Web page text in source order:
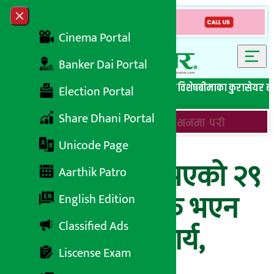
Skip to content
Close menu
Cinema Portal
Banker Dai Portal
Election Portal
Share Dhani Portal
Unicode Page
Aarthik Patro
English Edition
Classified Ads
Liscense Exam
सबै समाचारबेथिति मुर्दाबादबैंकिङ विशेष लघुवित्त विशेषबीमाका कुरासेयर
ठेक्का सम्झौता भएको २९
महिनामा पनि सुरु भएन
पुल निर्माणको कार्य,